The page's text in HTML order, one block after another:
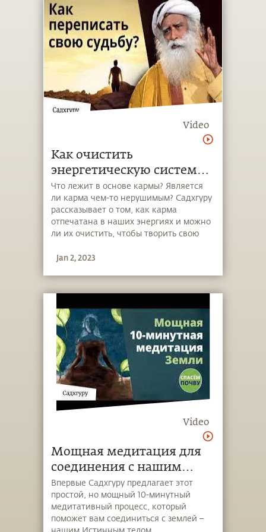
Video
Как очистить
энергетическую систему
от кармического
отпечатка?
Что лежит в основе кармы? Является
ли карма чем-то нерушимым? Садхгуру
рассказывает о том, как карма
отпечатана в наших энергиях и можно
ли их очистить, чтобы творить свою
Jan 2, 2023
Video
Мощная медитация для
соединения с нашим
Истинным телом
Впервые Садхгуру предлагает этот
простой, но мощный 10-минутный
медитативный процесс, который
поможет вам соединиться с землей –